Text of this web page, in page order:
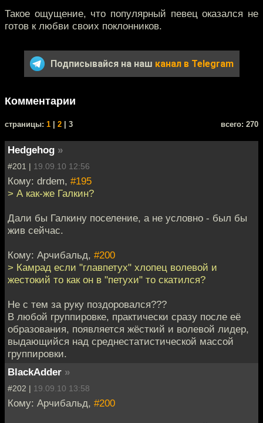
Такое ощущение, что популярный певец оказался не
готов к любви своих поклонников.
Подписывайся на наш канал в Telegram
Комментарии
cтраницы: 1 2 | 3 всего: 270
Hedgehog »
#201 | 19.09.10 12:56
Кому: drdem, #195
> А как-же Галкин?
Дали бы Галкину поселение, а не условно - был бы
жив сейчас.
Кому: Арчибальд, #200
> Камрад если "главпетух" хлопец волевой и
жестокий то как он в "петухи" то скатился?
Не с тем за руку поздоровался???
В любой группировке, практически сразу после её
образования, появляется жёсткий и волевой лидер,
выдающийся над среднестатистической массой
группировки.
BlackAdder »
#202 | 19.09.10 13:58
Кому: Арчибальд, #200